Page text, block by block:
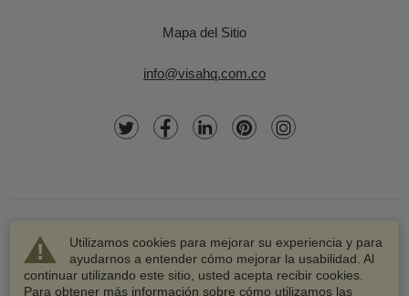
Utilizamos cookies para mejorar su experiencia y para
ayudarnos a entender cómo mejorar la usabilidad. Al
continuar utilizando este sitio, usted acepta recibir cookies.
Para obtener más información sobre cómo utilizamos las
Mapa del Sitio
info@visahq.com.co
© 2003-2026 VisaHQ.com, Inc. Todos los derechos